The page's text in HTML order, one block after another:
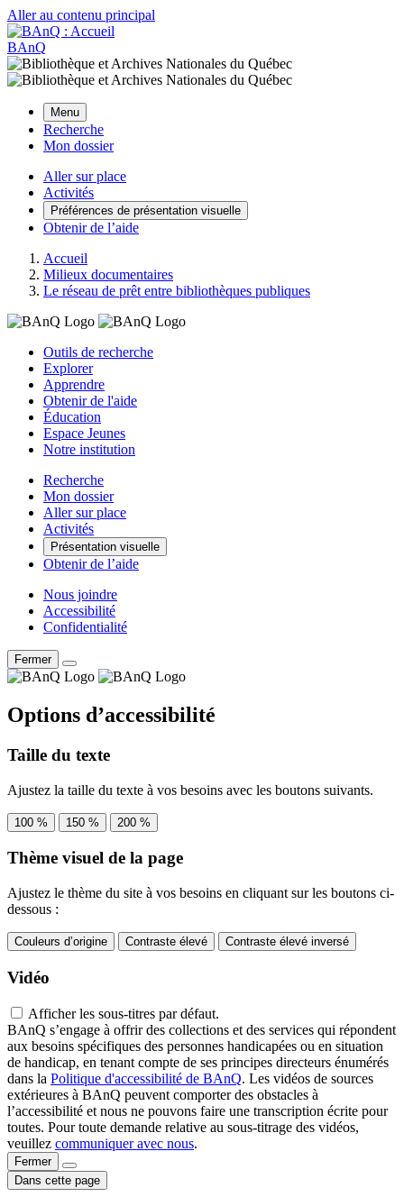
Aller au contenu principal
BAnQ
Menu
Recherche
Mon dossier
Aller sur place
Activités
Préférences de présentation visuelle
Obtenir de l’aide
Accueil
Milieux documentaires
Le réseau de prêt entre bibliothèques publiques
Outils de recherche
Explorer
Apprendre
Obtenir de l'aide
Éducation
Espace Jeunes
Notre institution
Recherche
Mon dossier
Aller sur place
Activités
Présentation visuelle
Obtenir de l’aide
Nous joindre
Accessibilité
Confidentialité
Fermer
Options d’accessibilité
Taille du texte
Ajustez la taille du texte à vos besoins avec les boutons suivants.
100 % 150 % 200 %
Thème visuel de la page
Ajustez le thème du site à vos besoins en cliquant sur les boutons ci-
dessous :
Couleurs d’origine Contraste élevé Contraste élevé inversé
Vidéo
Afficher les sous-titres par défaut.
BAnQ s’engage à offrir des collections et des services qui répondent
aux besoins spécifiques des personnes handicapées ou en situation
de handicap, en tenant compte de ses principes directeurs énumérés
dans la Politique d'accessibilité de BAnQ. Les vidéos de sources
extérieures à BAnQ peuvent comporter des obstacles à
l’accessibilité et nous ne pouvons faire une transcription écrite pour
toutes. Pour toute demande relative au sous-titrage des vidéos,
veuillez communiquer avec nous.
Fermer
Dans cette page